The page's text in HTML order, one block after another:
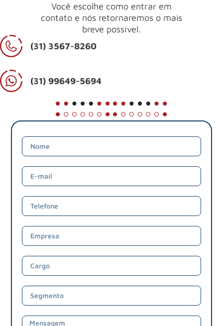
Você escolhe como entrar em
contato e nós retornaremos o mais
breve possível.
(31) 3567-8260
(31) 99649-5694